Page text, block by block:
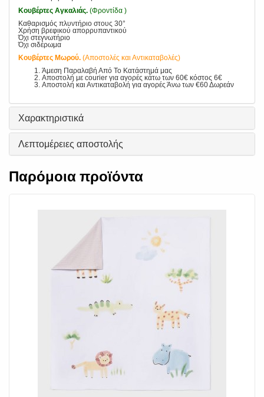
Κουβέρτες Αγκαλιάς. (Φροντίδα )
Καθαρισμός πλυντήριο στους 30°
Χρήση βρεφικού απορρυπαντικού
Όχι στεγνωτήριο
Όχι σιδέρωμα
Κουβέρτες Μωρού. (Αποστολές και Αντικαταβολές)
Άμεση Παραλαβή Από Το Κατάστημά μας
Αποστολή με courier για αγορές κάτω των 60€ κόστος 6€
Αποστολή και Αντικαταβολή για αγορές Άνω των €60 Δωρεάν
Χαρακτηριστικά
Λεπτομέρειες αποστολής
Παρόμοια προϊόντα